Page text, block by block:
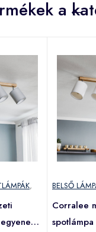
a
, BELSŐ
Corralee